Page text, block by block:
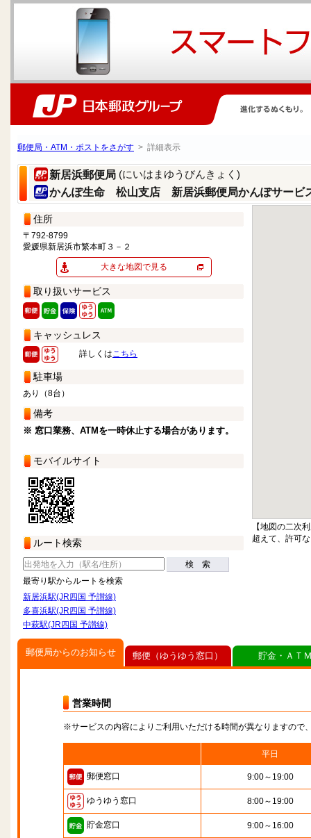
郵便局・ATM・ポストをさがす > 詳細表示
新居浜郵便局 (にいはまゆうびんきょく)
かんぽ生命 松山支店 新居浜郵便局かんぽサービ
住所
〒792-8799
愛媛県新居浜市繁本町３－２
大きな地図で見る
取り扱いサービス
キャッシュレス
詳しくはこちら
駐車場
あり（8台）
備考
※ 窓口業務、ATMを一時休止する場合があります。
モバイルサイト
ルート検索
検 索
最寄り駅からルートを検索
新居浜駅(JR四国 予讃線)
多喜浜駅(JR四国 予讃線)
中萩駅(JR四国 予讃線)
【地図の二次
超えて、許可
郵便局からのお知らせ
営業時間
※サービスの内容によりご利用いただける時間が異なりますので
平日
郵便窓口 9:00～19:00
ゆうゆう窓口 8:00～19:00
貯金窓口 9:00～16:00
郵便（ゆうゆう窓口） 貯金・ＡＴ